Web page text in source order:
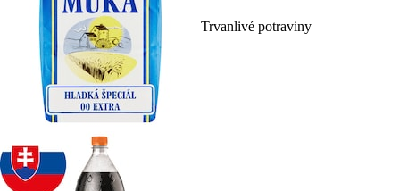
Trvanlivé potraviny